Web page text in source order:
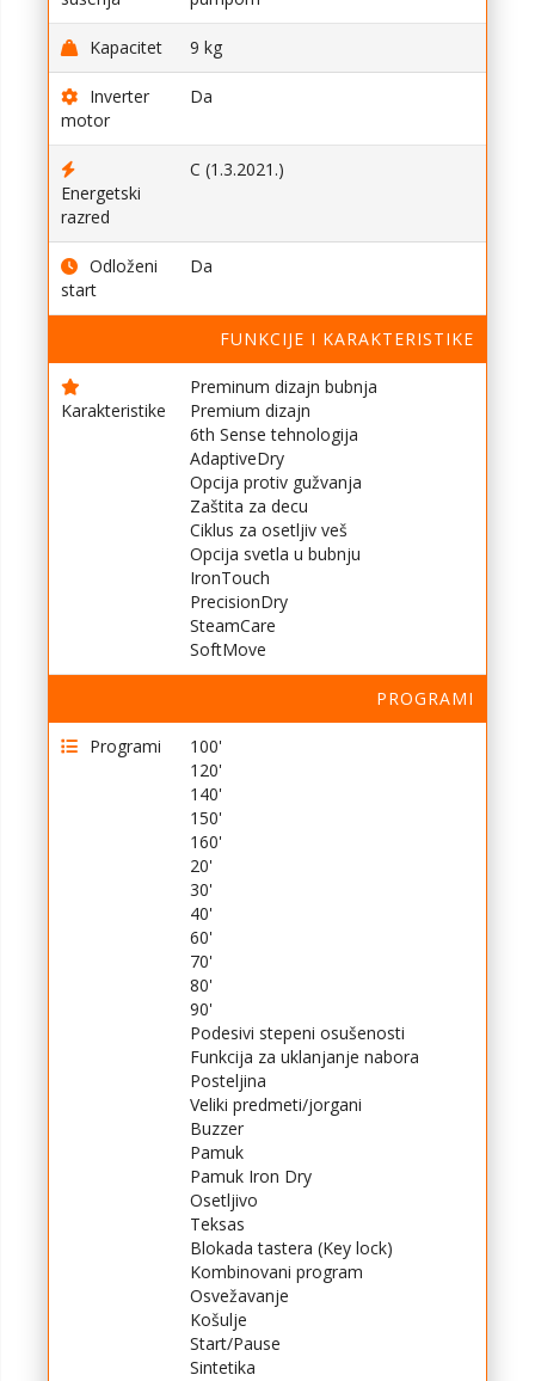
Kapacitet 9 kg
Inverter
motor
Da
Energetski
razred
C (1.3.2021.)
Odloženi
start
Da
FUNKCIJE I KARAKTERISTIKE
Karakteristike
Preminum dizajn bubnja
Premium dizajn
6th Sense tehnologija
AdaptiveDry
Opcija protiv gužvanja
Zaštita za decu
Ciklus za osetljiv veš
Opcija svetla u bubnju
IronTouch
PrecisionDry
SteamCare
SoftMove
PROGRAMI
Programi
100'
120'
140'
150'
160'
20'
30'
40'
60'
70'
80'
90'
Podesivi stepeni osušenosti
Funkcija za uklanjanje nabora
Posteljina
Veliki predmeti/jorgani
Buzzer
Pamuk
Pamuk Iron Dry
Osetljivo
Teksas
Blokada tastera (Key lock)
Kombinovani program
Osvežavanje
Košulje
Start/Pause
Sintetika